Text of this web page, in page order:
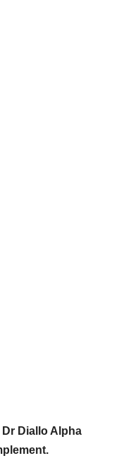
Diallo Alpha